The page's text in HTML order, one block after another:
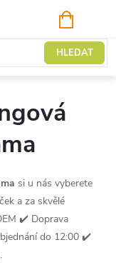
HLEDAT
KOŠÍK
si u nás vyberete
a za skvělé
✔️ Doprava
do 12:00 ✔️